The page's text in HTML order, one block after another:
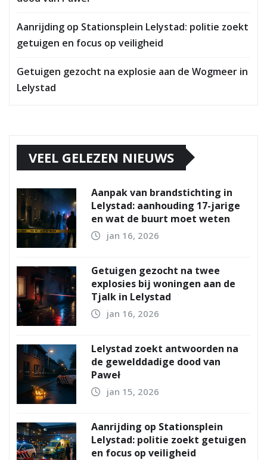
Aanrijding op Stationsplein Lelystad: politie zoekt
getuigen en focus op veiligheid
Getuigen gezocht na explosie aan de Wogmeer in
Lelystad
VEEL GELEZEN NIEUWS
Aanpak van brandstichting in
Lelystad: aanhouding 17-jarige
en wat de buurt moet weten
jan 16, 2026
Getuigen gezocht na twee
explosies bij woningen aan de
Tjalk in Lelystad
jan 16, 2026
Lelystad zoekt antwoorden na
de gewelddadige dood van
Paweł
jan 15, 2026
Aanrijding op Stationsplein
Lelystad: politie zoekt getuigen
en focus op veiligheid